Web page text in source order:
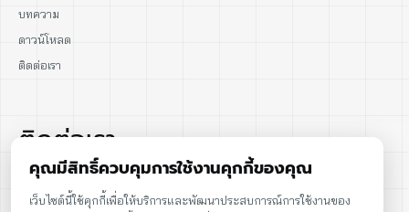
บทความ
ดาวน์โหลด
ติดต่อเรา
ติดต่อเรา
คุณมีสิทธิ์ควบคุมการใช้งานคุกกี้ของคุณ
เว็บไซต์นี้ใช้คุกกี้เพื่อให้บริการและพัฒนาประสบการณ์การใช้งานของ